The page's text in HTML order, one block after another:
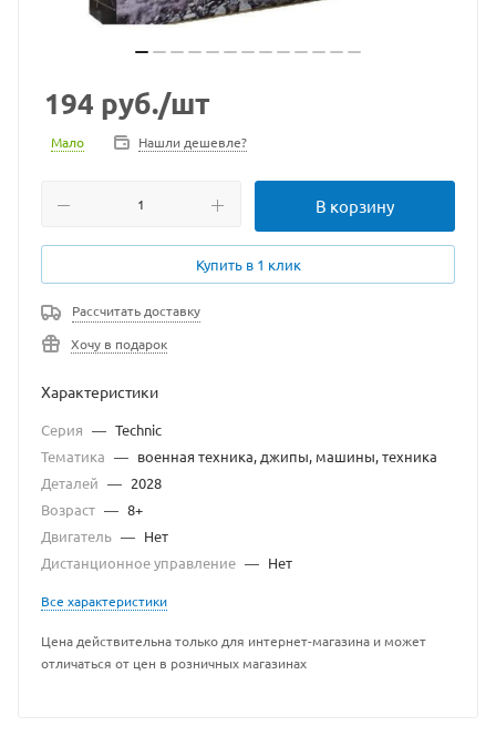
194 руб./шт
Мало Нашли дешевле?
В корзину
Купить в 1 клик
Рассчитать доставку
Хочу в подарок
Характеристики
Серия — Technic
Тематика — военная техника, джипы, машины, техника
Деталей — 2028
Возраст — 8+
Двигатель — Нет
Дистанционное управление — Нет
Все характеристики
Цена действительна только для интернет-магазина и может
отличаться от цен в розничных магазинах